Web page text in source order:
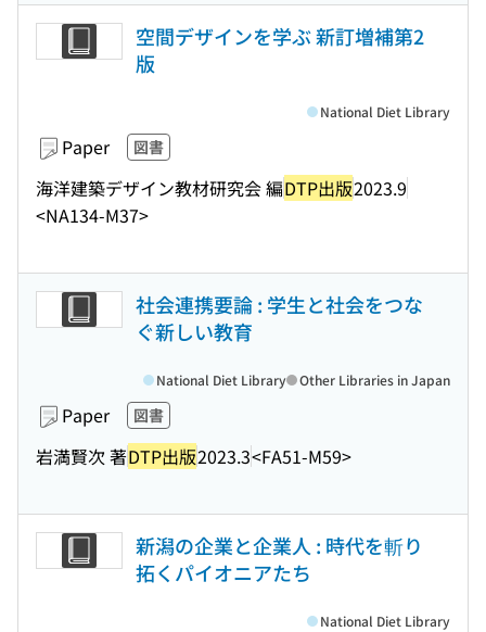
空間デザインを学ぶ 新訂増補第2
版
Paper 図書
海洋建築デザイン教材研究会 編DTP出版2023.9
<NA134-M37>
National Diet Library
社会連携要論 : 学生と社会をつな
ぐ新しい教育
Paper 図書
岩満賢次 著DTP出版2023.3<FA51-M59>
National Diet Library Other Libraries in Japan
新潟の企業と企業人 : 時代を斬り
拓くパイオニアたち
National Diet Library